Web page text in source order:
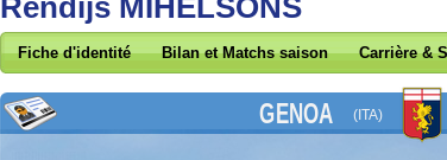
Rendijs MIHELSONS
Fiche d'identité Bilan et Matchs saison Carrière &
GENOA (ITA)